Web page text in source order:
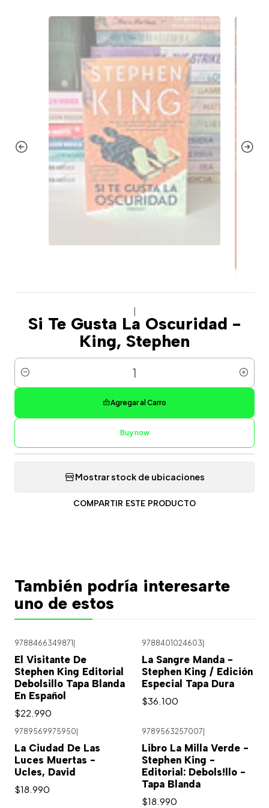
Si Te Gusta La Oscuridad -
King, Stephen
Cantidad
Agregar al Carro
Buy now
Mostrar stock de ubicaciones
COMPARTIR ESTE PRODUCTO
También podría interesarte
uno de estos
9788466349871|
El Visitante De
Stephen King Editorial
Debolsillo Tapa Blanda
En Español
$22.990
9788401024603|
La Sangre Manda -
Stephen King / Edición
Especial Tapa Dura
$36.100
9789569975950
La Ciudad De Las
Luces Muertas -
Ucles, David
$18.990
9789563257007
Libro La Milla Verde -
Stephen King -
Editorial: Debols!llo -
Tapa Blanda
$18.990